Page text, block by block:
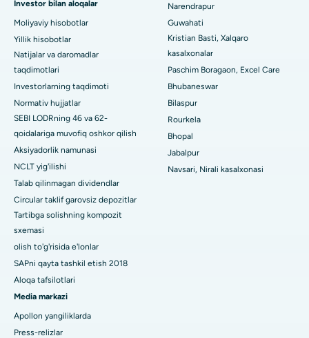
Jayanagar, Bangalordagi eng yaxshi kasalxona
KK Nagar, Madurai shahridagi eng yaxshi shifoxona
Ramji Nagardagi eng yaxshi kasalxona, Nellore
19-sektordagi eng yaxshi shifoxona, Rourkela
Swargate, Pune shahridagi eng yaxshi shifoxona
Janubiy Dehlidagi eng yaxshi ayollar saraton kasalxonasi
Investor bilan aloqalar
Moliyaviy hisobotlar
Yillik hisobotlar
Natijalar va daromadlar
taqdimotlari
Investorlarning taqdimoti
Normativ hujjatlar
SEBI LODRning 46 va 62-
qoidalariga muvofiq oshkor qilish
Aksiyadorlik namunasi
NCLT yig'ilishi
Talab qilinmagan dividendlar
Circular taklif garovsiz depozitlar
Tartibga solishning kompozit
sxemasi
olish to'g'risida e'lonlar
SAPni qayta tashkil etish 2018
Aloqa tafsilotlari
Media markazi
Apollon yangiliklarda
Press-relizlar
Narendrapur
Guwahati
Kristian Basti, Xalqaro
kasalxonalar
Paschim Boragaon, Excel Care
Bhubaneswar
Bilaspur
Rourkela
Bhopal
Jabalpur
Navsari, Nirali kasalxonasi